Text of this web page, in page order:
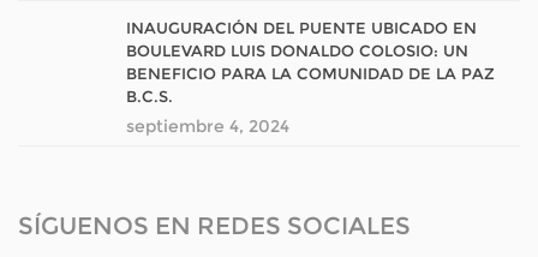
INAUGURACIÓN DEL PUENTE UBICADO EN
BOULEVARD LUIS DONALDO COLOSIO: UN
BENEFICIO PARA LA COMUNIDAD DE LA PAZ
B.C.S.
septiembre 4, 2024
SÍGUENOS EN REDES SOCIALES